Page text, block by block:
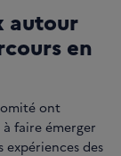
autour
en
ont
faire émerger
des